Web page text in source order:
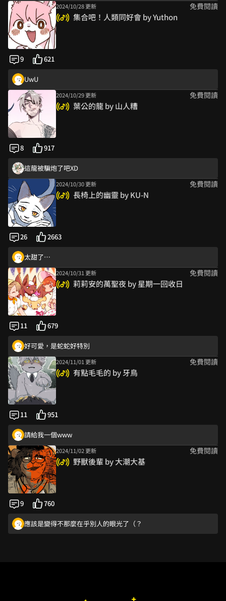
也超純情的啊♡謝謝留言
謝謝喜歡與留言支持喔♡不哭不哭
超好笑欸 XDDDD 我也想跟花苞一樣躲避技能滿點 :D
好⋯⋯好可憐⋯⋯以為有色色，但我只感受到恐懼🤣社恐害怕！！
好尬好笑時突然來洋蔥錯不及防😂
我已經開始替他們尷尬了（）（放過我吧）
在看的時候就覺得好像銀魂，沒想到作者真的是以銀魂為參考🤣
2024/10/28 更新 免費閱讀
集合吧！人類同好會 by Yuthon
9 621
UwU
人類only要素太多
您現在可以變回去了
笑死救命要素過多，看到only場跟攤位號碼，覺得模擬人類辦場次
這個變身實在是意想不到 :D
UwU
2024/10/29 更新 免費閱讀
葉公的龍 by 山人糟
8 917
這龍被騙炮了吧XD
留言：這幻想文吧
作者的國文課是不是都在妄想🤣🤣
好喜歡哭哭小龍喔
葉公 你也有地方變成草蛇了
這龍被騙炮了吧XD
2024/10/30 更新 免費閱讀
長椅上的幽靈 by KU-N
26 2663
太甜了…
偷交男朋友！（邪惡）
甜甜的~
香死了
學長：果然還是偷談戀愛了吧！
太甜了…
2024/10/31 更新 免費閱讀
莉莉安的萬聖夜 by 星期一回收日
11 679
好可愛，是蛇蛇好特別
聖誕特企!
好可愛溫馨的故事！
嗚啦！色彩好可愛！是俏皮的萬聖節好喜歡🎃👻🧡
溫馨可愛的作品👍
好可愛，是蛇蛇好特別
2024/11/01 更新 免費閱讀
有點毛毛的 by 牙鳥
11 951
請給我一個www
Boys
絨絨人什麼的也可愛了💕🎃
成為獸控的過程（#
2024/11/02 更新 免費閱讀
野獸後輩 by 大潮大基
9 760
應該是變得不那麼在乎別人的眼光了（？